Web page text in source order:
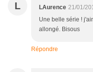
L LAurence 21/01/
Une belle série !
allongé. Bisous
Répondre